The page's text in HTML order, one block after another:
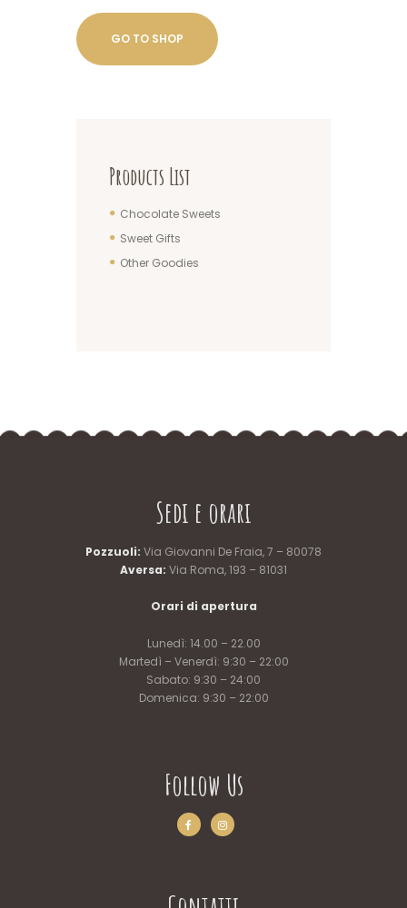
GO TO SHOP
Products List
Chocolate Sweets
Sweet Gifts
Other Goodies
Sedi e orari
Pozzuoli: Via Giovanni De Fraia, 7 – 80078
Aversa: Via Roma, 193 – 81031
Orari di apertura
Lunedì: 14.00 – 22.00
Martedì – Venerdì: 9:30 – 22:00
Sabato: 9:30 – 24:00
Domenica: 9:30 – 22:00
Follow Us